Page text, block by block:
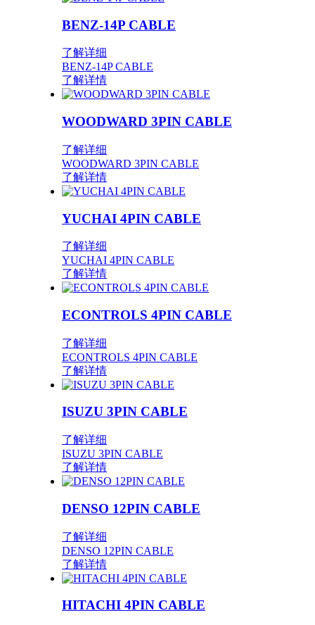
BENZ-14P CABLE
了解详细
BENZ-14P CABLE
了解详情
WOODWARD 3PIN CABLE
了解详细
WOODWARD 3PIN CABLE
了解详情
YUCHAI 4PIN CABLE
了解详细
YUCHAI 4PIN CABLE
了解详情
ECONTROLS 4PIN CABLE
了解详细
ECONTROLS 4PIN CABLE
了解详情
ISUZU 3PIN CABLE
了解详细
ISUZU 3PIN CABLE
了解详情
DENSO 12PIN CABLE
了解详细
DENSO 12PIN CABLE
了解详情
HITACHI 4PIN CABLE